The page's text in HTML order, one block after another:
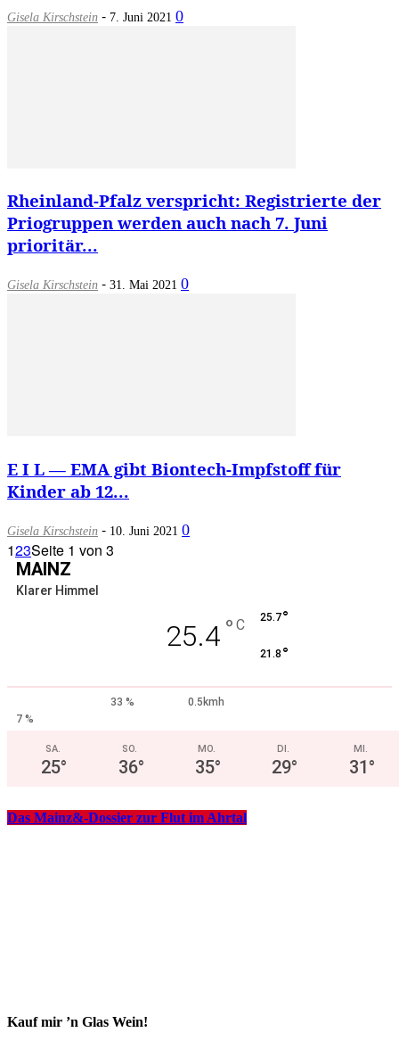
Gisela Kirschstein - 7. Juni 2021 0
Rheinland-Pfalz verspricht: Registrierte der
Priogruppen werden auch nach 7. Juni
prioritär...
Gisela Kirschstein - 31. Mai 2021 0
E I L — EMA gibt Biontech-Impfstoff für
Kinder ab 12...
Gisela Kirschstein - 10. Juni 2021 0
123Seite 1 von 3
MAINZ
Klarer Himmel
25.4 ° C 25.7°
21.8 °
33 %
0.5kmh
7 %
SA.
25°
SO.
36°
MO.
35°
DI.
29°
MI.
31°
Das Mainz&-Dossier zur Flut im Ahrtal
Kauf mir ’n Glas Wein!